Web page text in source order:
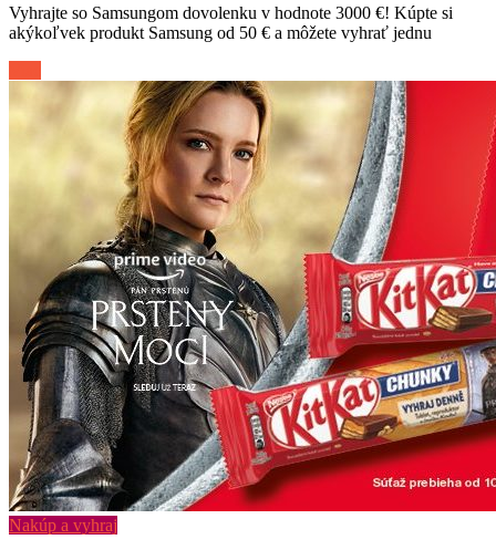
Vyhrajte so Samsungom dovolenku v hodnote 3000 €! Kúpte si
akýkoľvek produkt Samsung od 50 € a môžete vyhrať jednu
Nakúp a vyhraj